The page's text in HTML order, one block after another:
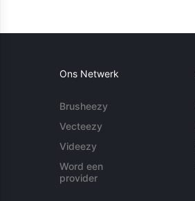
Ons Netwerk
Brusheezy
Vecteezy
Videezy
Word een
provider